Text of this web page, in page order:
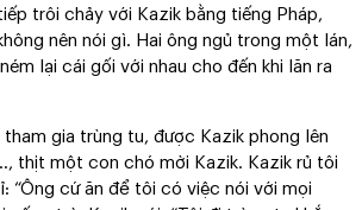
trôi chảy với Kazik bằng tiếng Pháp,
nên nói gì. Hai ông ngủ trong một lán,
lại cái gối với nhau cho đến khi lăn ra
gia trùng tu, được Kazik phong lên
thịt một con chó mời Kazik. Kazik rủ tôi
“Ông cứ ăn để tôi có việc nói với mọi